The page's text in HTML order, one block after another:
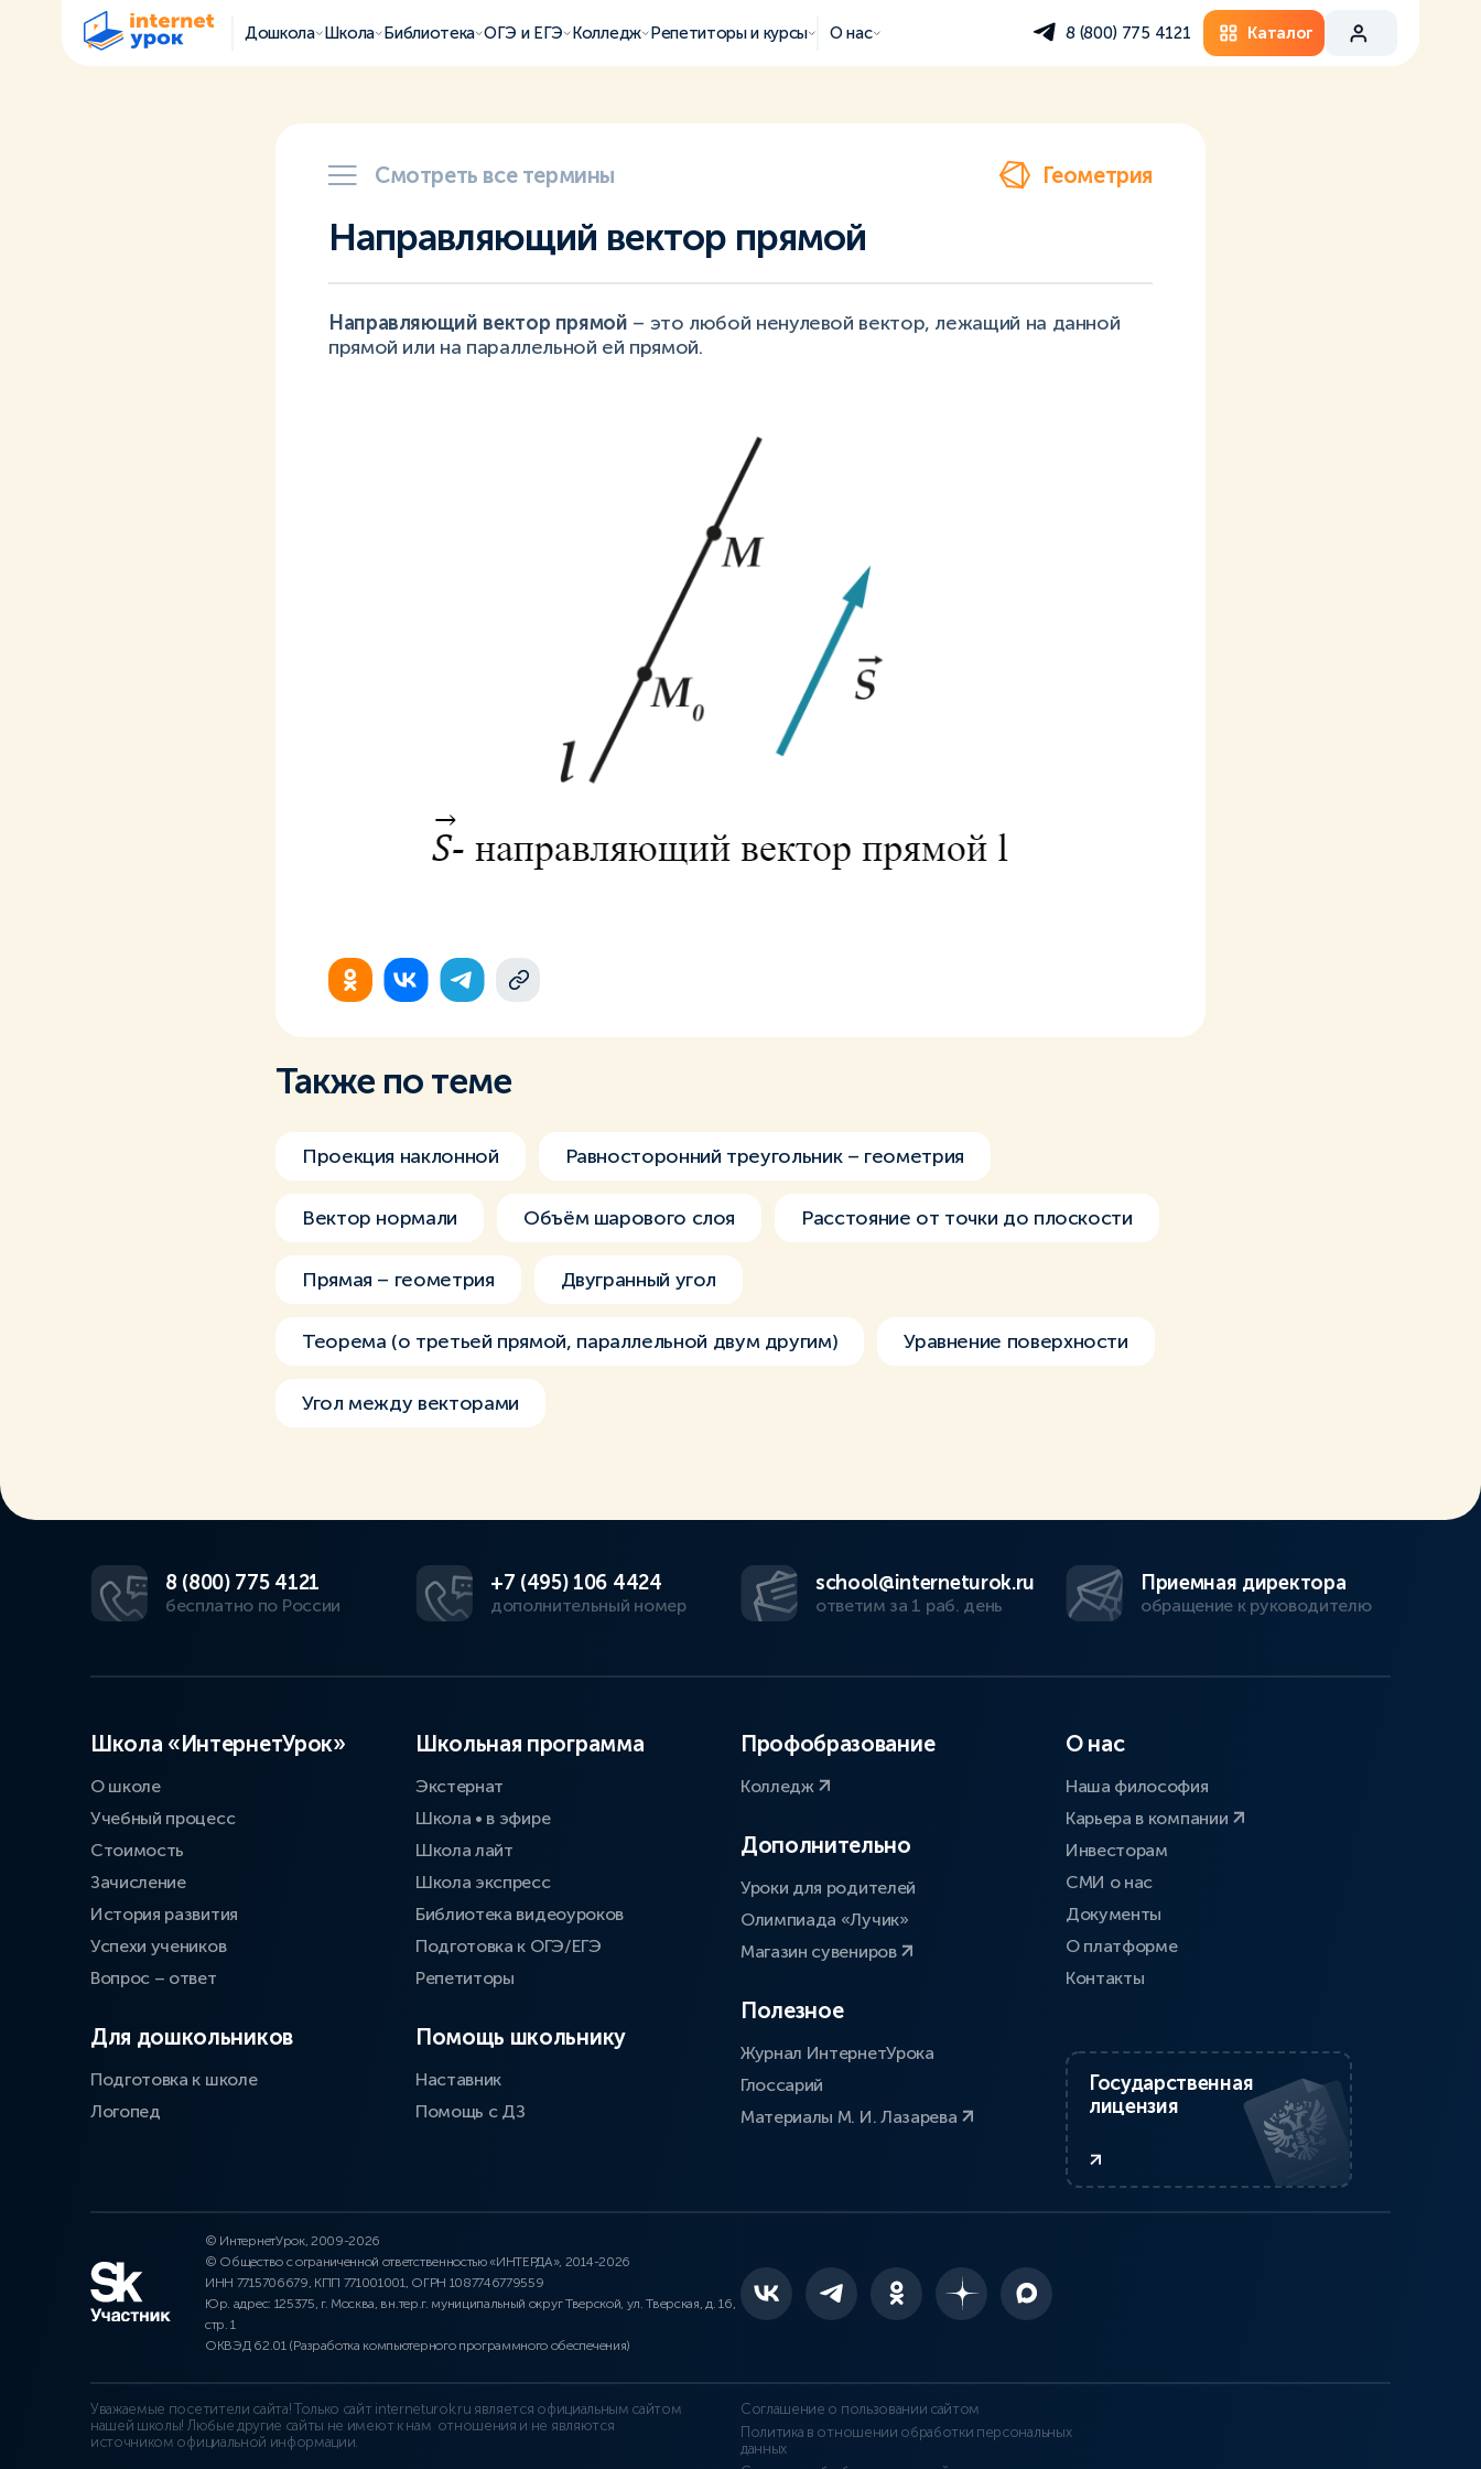
Дошкола Школа Библиотека ОГЭ и ЕГЭ Колледж Репетиторы и курсы О нас 8 (800) 775 4121 Каталог
Смотреть все термины Геометрия
Направляющий вектор прямой
Направляющий вектор прямой – это любой ненулевой вектор, лежащий на данной
прямой или на параллельной ей прямой.
Также по теме
Проекция наклонной Равносторонний треугольник – геометрия
Вектор нормали Объём шарового слоя Расстояние от точки до плоскости
Прямая – геометрия Двугранный угол
Теорема (о третьей прямой, параллельной двум другим) Уравнение поверхности
Угол между векторами
8 (800) 775 4121
бесплатно по России
+7 (495) 106 4424
дополнительный номер
school@interneturok.ru
ответим за 1 раб. день
Приемная директора
обращение к руководителю
Школа «ИнтернетУрок»
О школе
Учебный процесс
Стоимость
Зачисление
История развития
Успехи учеников
Вопрос – ответ
Для дошкольников
Подготовка к школе
Логопед
Школьная программа
Экстернат
Школа • в эфире
Школа лайт
Школа экспресс
Библиотека видеоуроков
Подготовка к ОГЭ/ЕГЭ
Репетиторы
Помощь школьнику
Наставник
Помощь с ДЗ
Профобразование
Колледж
Дополнительно
Уроки для родителей
Олимпиада «Лучик»
Магазин сувениров
Полезное
Журнал ИнтернетУрока
Глоссарий
Материалы М. И. Лазарева
О нас
Наша философия
Карьера в компании
Инвесторам
СМИ о нас
Документы
О платформе
Контакты
Государственная
лицензия
© ИнтернетУрок, 2009-2026
© Общество с ограниченной ответственностью «ИНТЕРДА», 2014-2026
ИНН 7715706679, КПП 771001001, ОГРН 1087746779559
Юр. адрес: 125375, г. Москва, вн.тер.г. муниципальный округ Тверской, ул. Тверская, д. 16,
стр. 1
ОКВЭД 62.01 (Разработка компьютерного программного обеспечения)
Уважаемые посетители сайта! Только сайт interneturok.ru является официальным сайтом
нашей школы! Любые другие сайты не имеют к нам отношения и не являются
источником официальной информации.
Соглашение о пользовании сайтом
Политика в отношении обработки персональных
данных